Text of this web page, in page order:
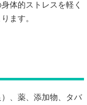
体的ストレスを軽く
ます。
、薬、添加物、タバ